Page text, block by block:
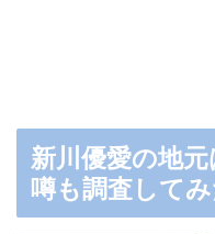
新川優愛の地
噂も調査してみ